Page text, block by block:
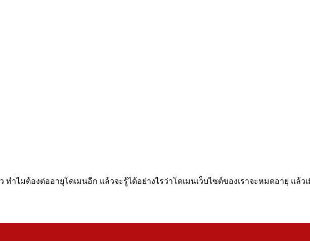
ทำไมต้องต่ออายุโดเมนอีก แล้วจะรู้ได้อย่างไรว่าโดเมนเว็บไซต์ของเราจะหมดอายุ แล้